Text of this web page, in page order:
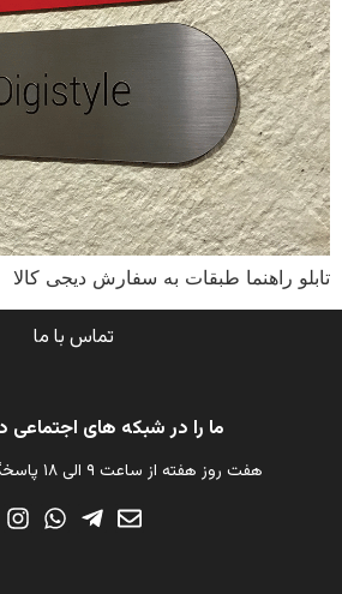
تابلو راهنما طبقات به سفارش دیجی کالا
تماس با ما
ما را در شبکه های اجتماعی
هفت روز هفته از ساعت ۹ الی ۱۸ پاسخگوی شما هستیم.